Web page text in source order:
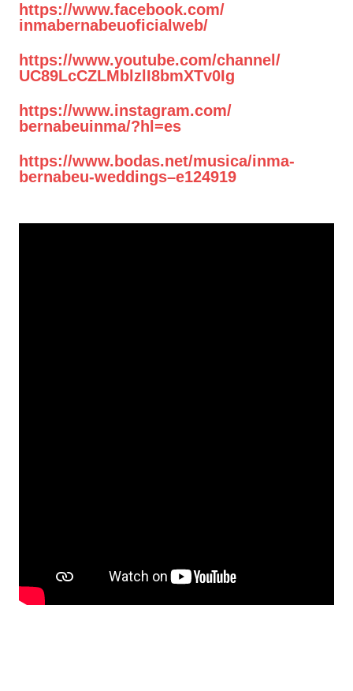
https://www.facebook.com/
inmabernabeuoficialweb/
https://www.youtube.com/channel/
UC89LcCZLMblzlI8bmXTv0Ig
https://www.instagram.com/
bernabeuinma/?hl=es
https://www.bodas.net/musica/inma-
bernabeu-weddings–e124919